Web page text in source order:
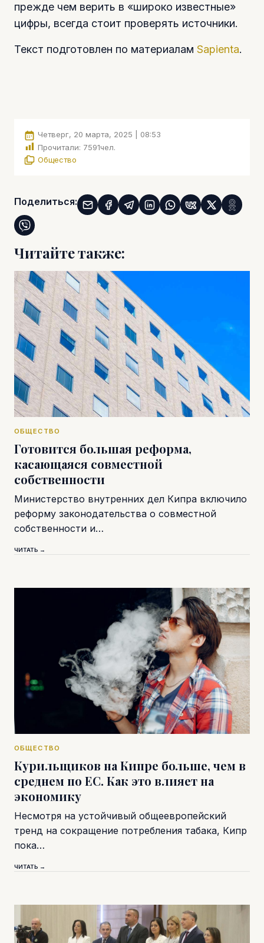
прежде чем верить в «широко известные»
цифры, всегда стоит проверять источники.
Текст подготовлен по материалам Sapienta.
Четверг, 20 марта, 2025 | 08:53
Прочитали: 7591чел.
Общество
Поделиться:
Читайте также:
ОБЩЕСТВО
Готовится большая реформа,
касающаяся совместной
собственности
Министерство внутренних дел Кипра включило
реформу законодательства о совместной
собственности и…
ЧИТАТЬ →
ОБЩЕСТВО
Курильщиков на Кипре больше, чем в
среднем по ЕС. Как это влияет на
экономику
Несмотря на устойчивый общеевропейский
тренд на сокращение потребления табака, Кипр
пока…
ЧИТАТЬ →